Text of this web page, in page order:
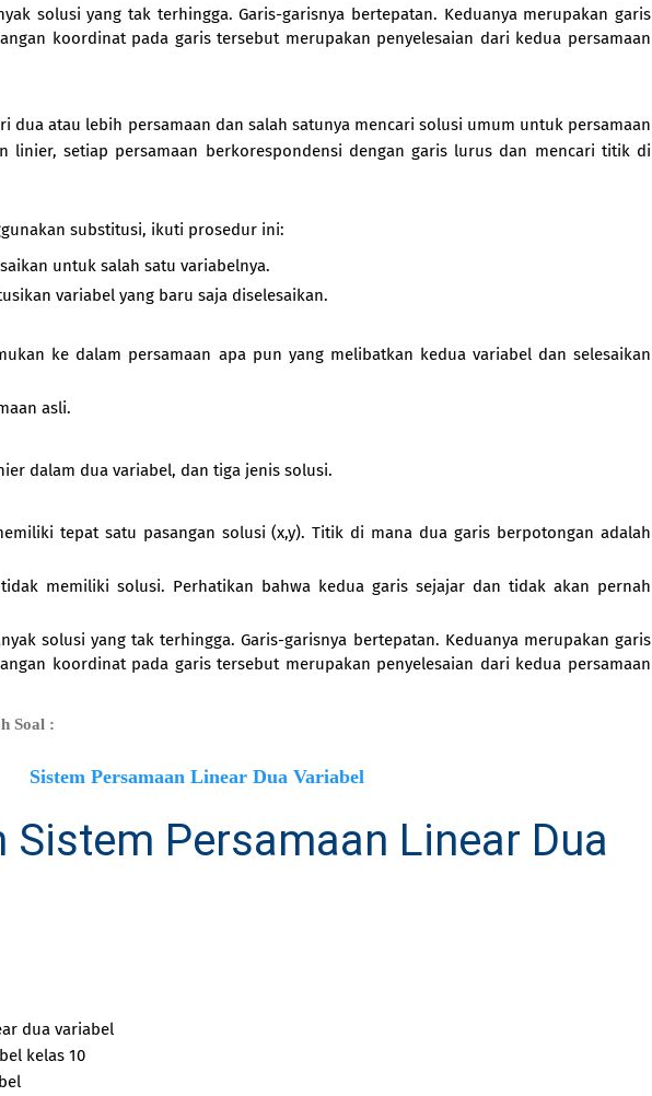
solusi yang tak terhingga. Garis-garisnya bertepatan. Keduanya merupakan garis
koordinat pada garis tersebut merupakan penyelesaian dari kedua persamaan
dua atau lebih persamaan dan salah satunya mencari solusi umum untuk persamaan
linier, setiap persamaan berkorespondensi dengan garis lurus dan mencari titik di
substitusi, ikuti prosedur ini:
untuk salah satu variabelnya.
variabel yang baru saja diselesaikan.
ke dalam persamaan apa pun yang melibatkan kedua variabel dan selesaikan
asli.
dalam dua variabel, dan tiga jenis solusi.
tepat satu pasangan solusi (x,y). Titik di mana dua garis berpotongan adalah
memiliki solusi. Perhatikan bahwa kedua garis sejajar dan tidak akan pernah
solusi yang tak terhingga. Garis-garisnya bertepatan. Keduanya merupakan garis
koordinat pada garis tersebut merupakan penyelesaian dari kedua persamaan
Soal :
Sistem Persamaan Linear Dua Variabel
Sistem Persamaan Linear Dua
dua variabel
kelas 10